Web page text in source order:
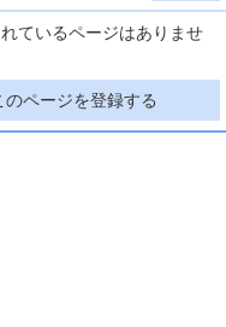
ているページはありませ
のページを登録する